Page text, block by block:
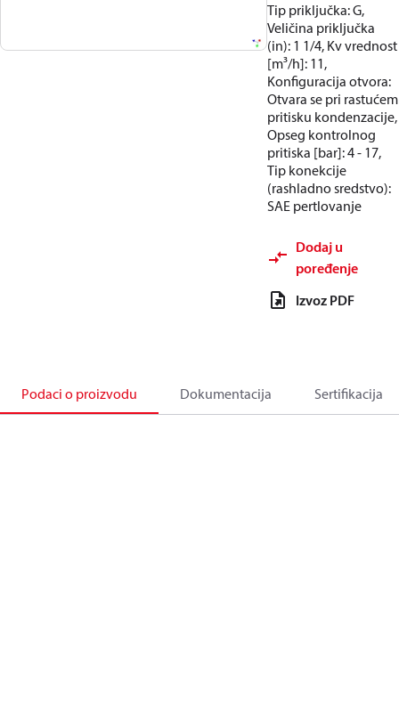
Tip priključka: G,
Veličina priključka
(in): 1 1/4, Kv vrednost
[m³/h]: 11,
Konfiguracija otvora:
Otvara se pri rastućem
pritisku kondenzacije,
Opseg kontrolnog
pritiska [bar]: 4 - 17,
Tip konekcije
(rashladno sredstvo):
SAE pertlovanje
Dodaj u
poređenje
Izvoz PDF
Podaci o proizvodu Dokumentacija Sertifikacija